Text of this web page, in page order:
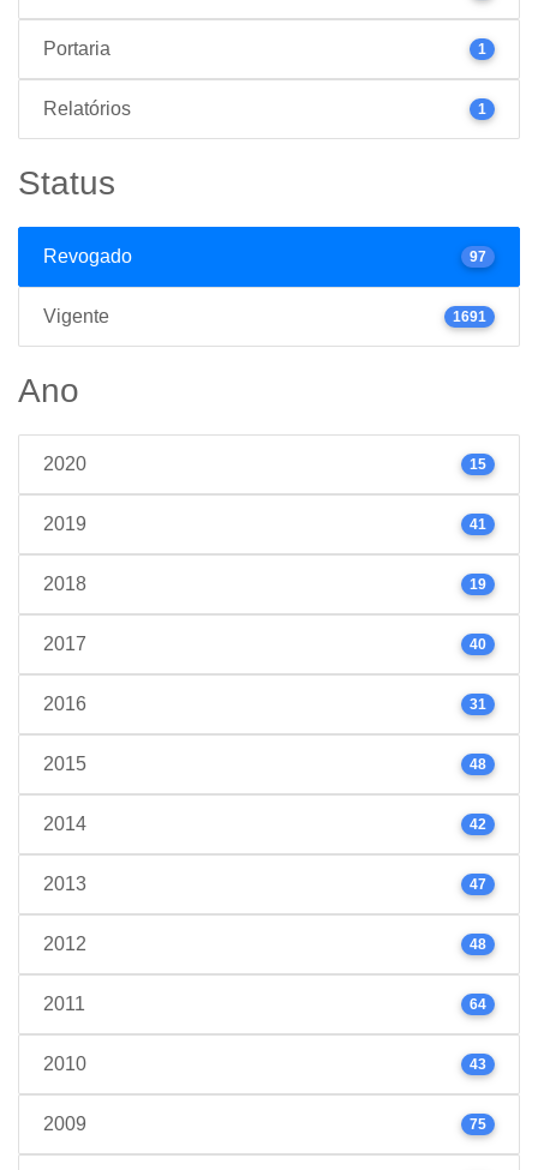
Portaria 1
Relatórios 1
Status
Revogado 97
Vigente 1691
Ano
2020 15
2019 41
2018 19
2017 40
2016 31
2015 48
2014 42
2013 47
2012 48
2011 64
2010 43
2009 75